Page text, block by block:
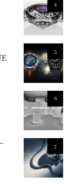
4
5
6
7